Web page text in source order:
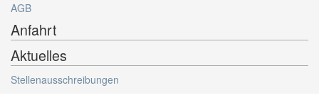
AGB
Anfahrt
Aktuelles
Stellenausschreibungen